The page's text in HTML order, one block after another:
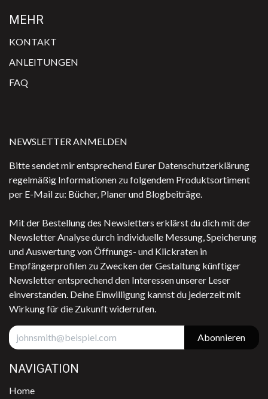
MEHR
KONTAKT
ANLEITUNGEN
FAQ
NEWSLETTER ANMELDEN
Bitte sendet mir entsprechend Eurer Datenschutzerklärung
regelmäßig Informationen zu folgendem Produktsortiment
per E-Mail zu: Bücher, Planer und Blogbeiträge.
Mit der Bestellung des Newsletters erklärst du dich mit der
Newsletter Analyse durch individuelle Messung, Speicherung
und Auswertung von Öffnungs- und Klickraten in
Empfängerprofilen zu Zwecken der Gestaltung künftiger
Newsletter entsprechend den Interessen unserer Leser
einverstanden. Deine Einwilligung kannst du jederzeit mit
Wirkung für die Zukunft widerrufen.
Abonnieren
NAVIGATION
Home